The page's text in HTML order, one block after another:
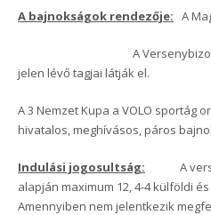
A bajnokságok rendezője: A
A Versenybizottság
jelen lévő tagjai látják el.
A 3 Nemzet Kupa a VOLO sportág
hivatalos, meghívásos, páros
Indulási jogosultság:
A
alapján maximum 12, 4-4 külföldi
Amennyiben nem jelentkezik